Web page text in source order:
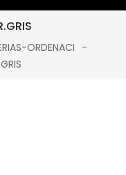
ORDENACI